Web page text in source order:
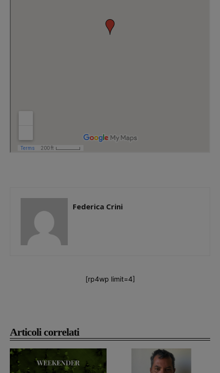
Articoli correlati
Federica Crini
[rp4wp limit=4]